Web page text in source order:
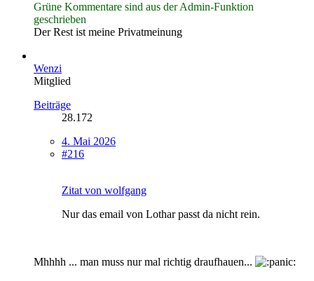
Grüne Kommentare sind aus der Admin-Funktion
geschrieben
Der Rest ist meine Privatmeinung
Wenzi
Mitglied
Beiträge
28.172
4. Mai 2026
#216
Zitat von wolfgang
Nur das email von Lothar passt da nicht rein.
Mhhhh ... man muss nur mal richtig draufhauen...